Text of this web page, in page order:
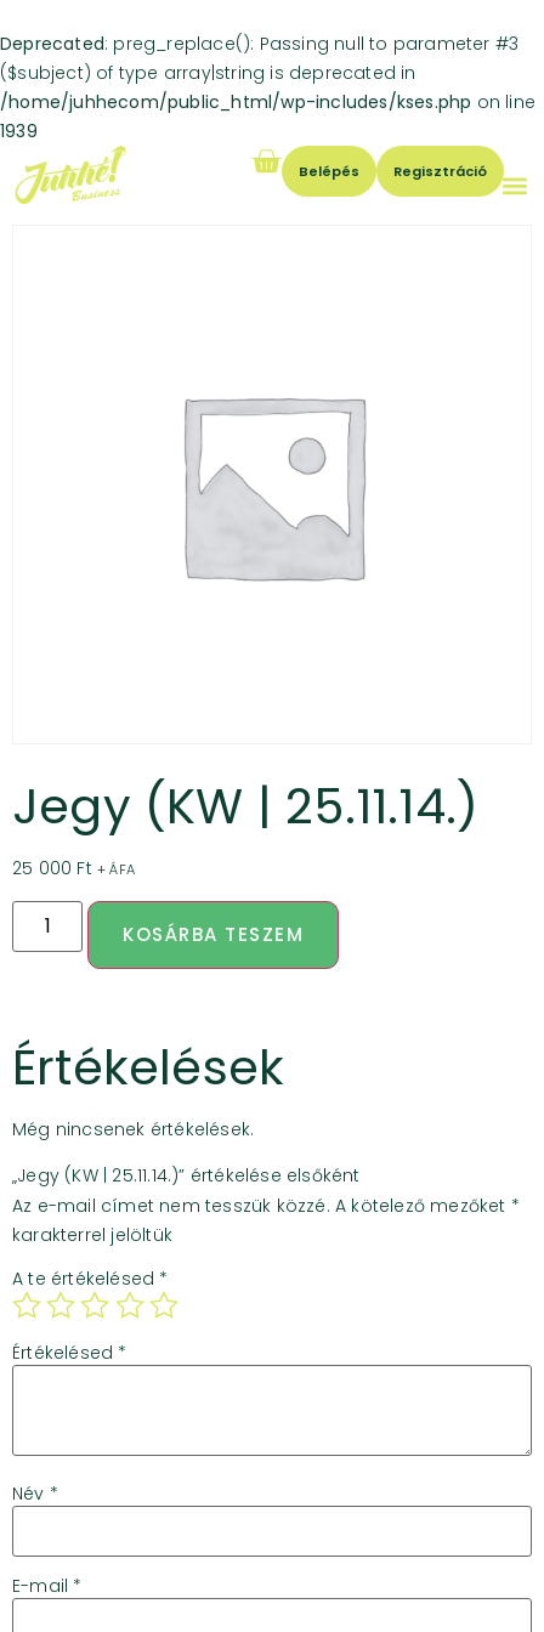
Deprecated: preg_replace(): Passing null to parameter #3
($subject) of type array|string is deprecated in
/home/juhhecom/public_html/wp-includes/kses.php on line
1939
Belépés Regisztráció
Jegy (KW | 25.11.14.)
25 000 Ft + ÁFA
KOSÁRBA TESZEM
Értékelések
Még nincsenek értékelések.
„Jegy (KW | 25.11.14.)” értékelése elsőként
Az e-mail címet nem tesszük közzé. A kötelező mezőket *
karakterrel jelöltük
A te értékelésed *
Értékelésed *
Név *
E-mail *